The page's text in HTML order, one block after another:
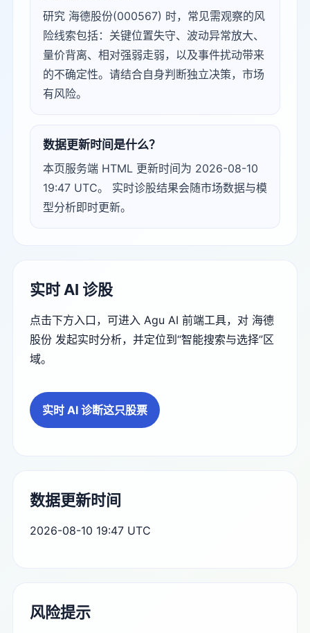
研究 海德股份(000567) 时，常见需观察的风
险线索包括：关键位置失守、波动异常放大、
量价背离、相对强弱走弱，以及事件扰动带来
的不确定性。请结合自身判断独立决策，市场
有风险。
数据更新时间是什么？
本页服务端 HTML 更新时间为 2026-08-10
19:47 UTC。 实时诊股结果会随市场数据与模
型分析即时更新。
实时 AI 诊股
点击下方入口，可进入 Agu AI 前端工具，对 海德
股份 发起实时分析，并定位到“智能搜索与选择”区
域。
实时 AI 诊断这只股票
数据更新时间
2026-08-10 19:47 UTC
风险提示